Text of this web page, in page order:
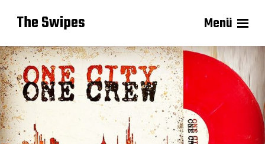
The Swipes Menü